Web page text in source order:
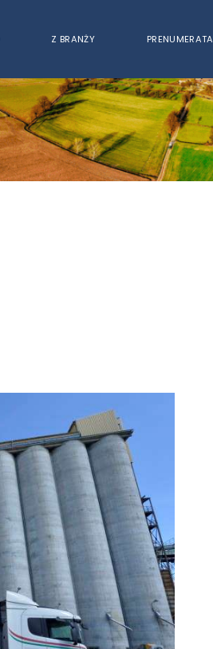
Z BRANŻY PRENUMERATA